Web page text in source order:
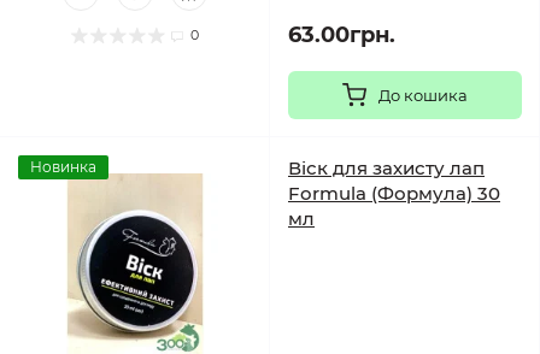
0 63.00грн.
До кошика
Новинка
Віск для захисту лап
Formula (Формула) 30
мл